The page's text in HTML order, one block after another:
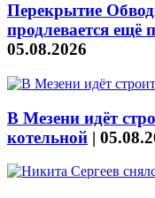
Перекрытие
продлевается ещё
05.08.2026
В Мезени идёт
котельной |